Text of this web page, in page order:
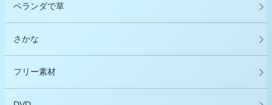
ベランダで草
さかな
フリー素材